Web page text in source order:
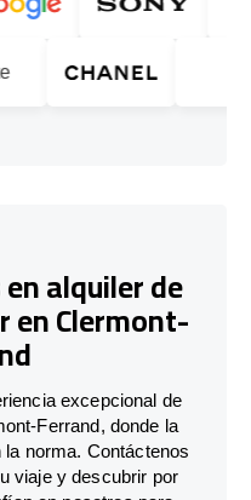
alquiler de
en Clermont-
excepcional de
Ferrand, donde la
norma. Contáctenos
viaje y descubrir por